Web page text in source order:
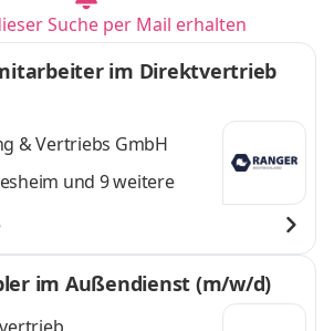
Suche per Mail erhalten
im Direktvertrieb
& Vertriebs GmbH
und 9 weitere
im Außendienst (m/w/d)